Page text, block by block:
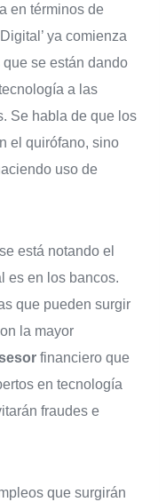
en términos de
ya comienza
se están dando
a las
Se habla de que los
el quirófano, sino
uso de
está notando el
es en los bancos.
que pueden surgir
la mayor
financiero que
en tecnología
fraudes e
que surgirán